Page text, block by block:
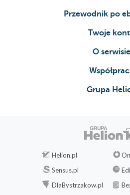
Przewodnik po
Twoje
O serwisie
Grupa
Helion.pl
Sensus.pl
DlaBystrzakow.pl